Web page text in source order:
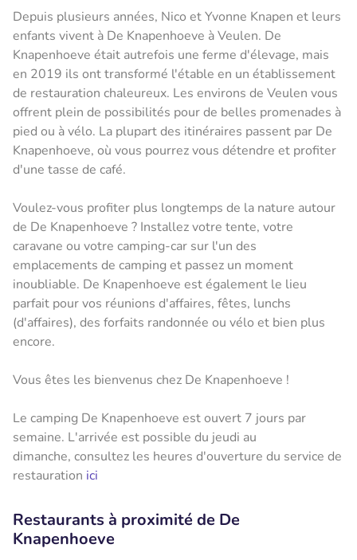
Depuis plusieurs années, Nico et Yvonne Knapen et leurs
enfants vivent à De Knapenhoeve à Veulen. De
Knapenhoeve était autrefois une ferme d'élevage, mais
en 2019 ils ont transformé l'étable en un établissement
de restauration chaleureux. Les environs de Veulen vous
offrent plein de possibilités pour de belles promenades à
pied ou à vélo. La plupart des itinéraires passent par De
Knapenhoeve, où vous pourrez vous détendre et profiter
d'une tasse de café.
Voulez-vous profiter plus longtemps de la nature autour
de De Knapenhoeve ? Installez votre tente, votre
caravane ou votre camping-car sur l'un des
emplacements de camping et passez un moment
inoubliable. De Knapenhoeve est également le lieu
parfait pour vos réunions d'affaires, fêtes, lunchs
(d'affaires), des forfaits randonnée ou vélo et bien plus
encore.
Vous êtes les bienvenus chez De Knapenhoeve !
Le camping De Knapenhoeve est ouvert 7 jours par
semaine. L'arrivée est possible du jeudi au
dimanche, consultez les heures d'ouverture du service de
restauration ici
Restaurants à proximité de De
Knapenhoeve